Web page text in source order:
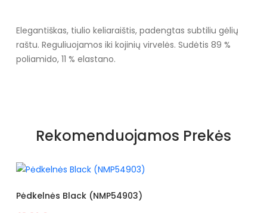
Elegantiškas, tiulio keliaraištis, padengtas subtiliu gėlių
raštu. Reguliuojamos iki kojinių virvelės. Sudėtis 89 %
poliamido, 11 % elastano.
Rekomenduojamos Prekės
Pėdkelnės Black (NMP54903)